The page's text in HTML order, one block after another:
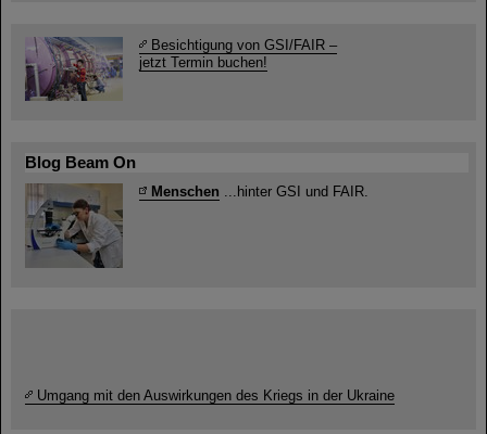
Besichtigung von GSI/FAIR –
jetzt Termin buchen!
Blog Beam On
Menschen ...hinter GSI und FAIR.
Umgang mit den Auswirkungen des Kriegs in der Ukraine